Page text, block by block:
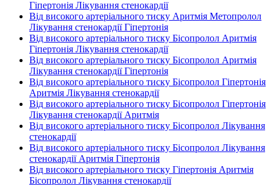
Гіпертонія Лікування стенокардії
Від високого артеріального тиску Аритмія Метопролол
Лікування стенокардії Гіпертонія
Від високого артеріального тиску Бісопролол Аритмія
Гіпертонія Лікування стенокардії
Від високого артеріального тиску Бісопролол Аритмія
Лікування стенокардії Гіпертонія
Від високого артеріального тиску Бісопролол Гіпертонія
Аритмія Лікування стенокардії
Від високого артеріального тиску Бісопролол Гіпертонія
Лікування стенокардії Аритмія
Від високого артеріального тиску Бісопролол Лікування
стенокардії
Від високого артеріального тиску Бісопролол Лікування
стенокардії Аритмія Гіпертонія
Від високого артеріального тиску Гіпертонія Аритмія
Бісопролол Лікування стенокардії